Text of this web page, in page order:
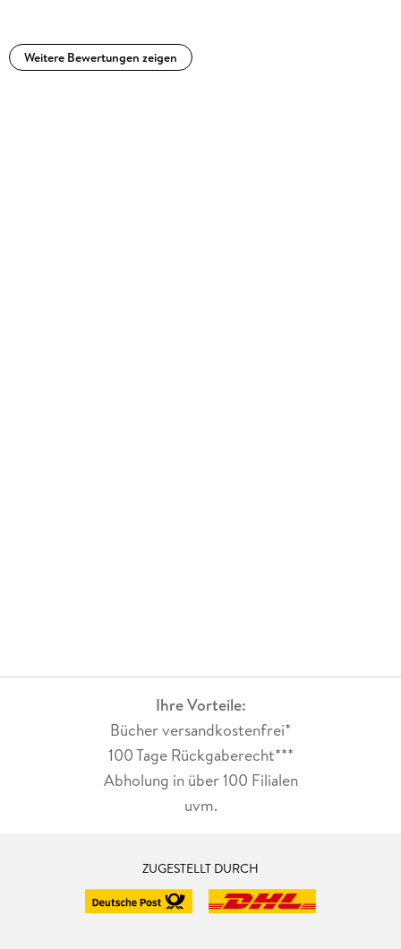
Weitere Bewertungen zeigen
Ihre Vorteile:
Bücher versandkostenfrei*
100 Tage Rückgaberecht***
Abholung in über 100 Filialen
uvm.
ZUGESTELLT DURCH